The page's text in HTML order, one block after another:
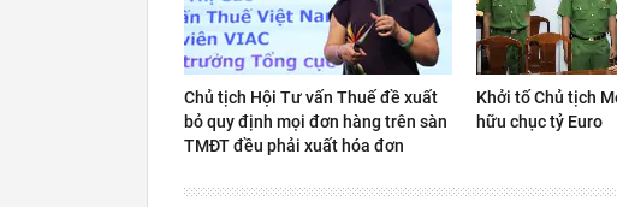
Chủ tịch Hội Tư vấn Thuế đề xuất
bỏ quy định mọi đơn hàng trên sàn
TMĐT đều phải xuất hóa đơn
Khởi tố Chủ tịch
hữu chục tỷ Euro